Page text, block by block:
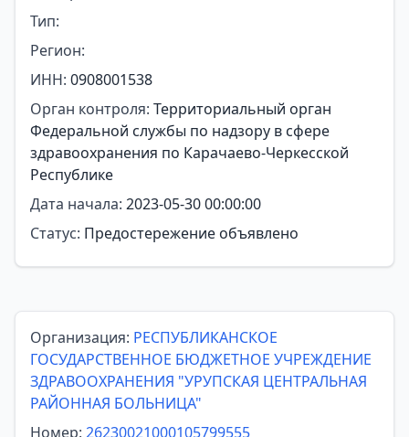
Тип:
Регион:
ИНН: 0908001538
Орган контроля: Территориальный орган
Федеральной службы по надзору в сфере
здравоохранения по Карачаево-Черкесской
Республике
Дата начала: 2023-05-30 00:00:00
Статус: Предостережение объявлено
Организация: РЕСПУБЛИКАНСКОЕ
ГОСУДАРСТВЕННОЕ БЮДЖЕТНОЕ УЧРЕЖДЕНИЕ
ЗДРАВООХРАНЕНИЯ "УРУПСКАЯ ЦЕНТРАЛЬНАЯ
РАЙОННАЯ БОЛЬНИЦА"
Номер: 26230021000105799555